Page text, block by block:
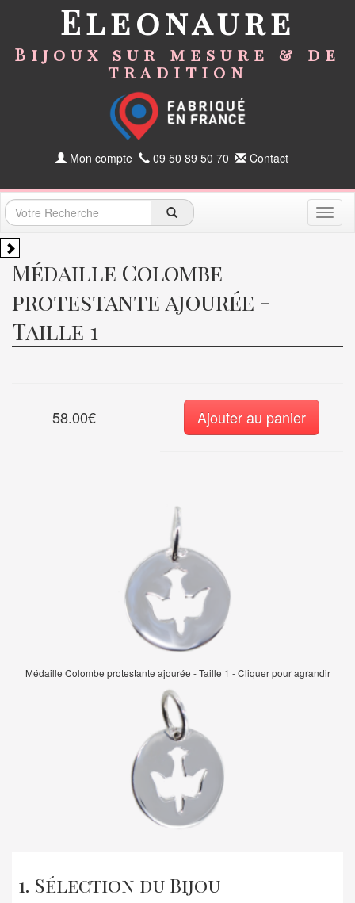
Eleonaure
Bijoux sur mesure & de
tradition
Mon compte 09 50 89 50 70 Contact
Médaille Colombe
protestante ajourée -
Taille 1
58.00€ Ajouter au panier
Médaille Colombe protestante ajourée - Taille 1 - Cliquer pour agrandir
1. Sélection du Bijou